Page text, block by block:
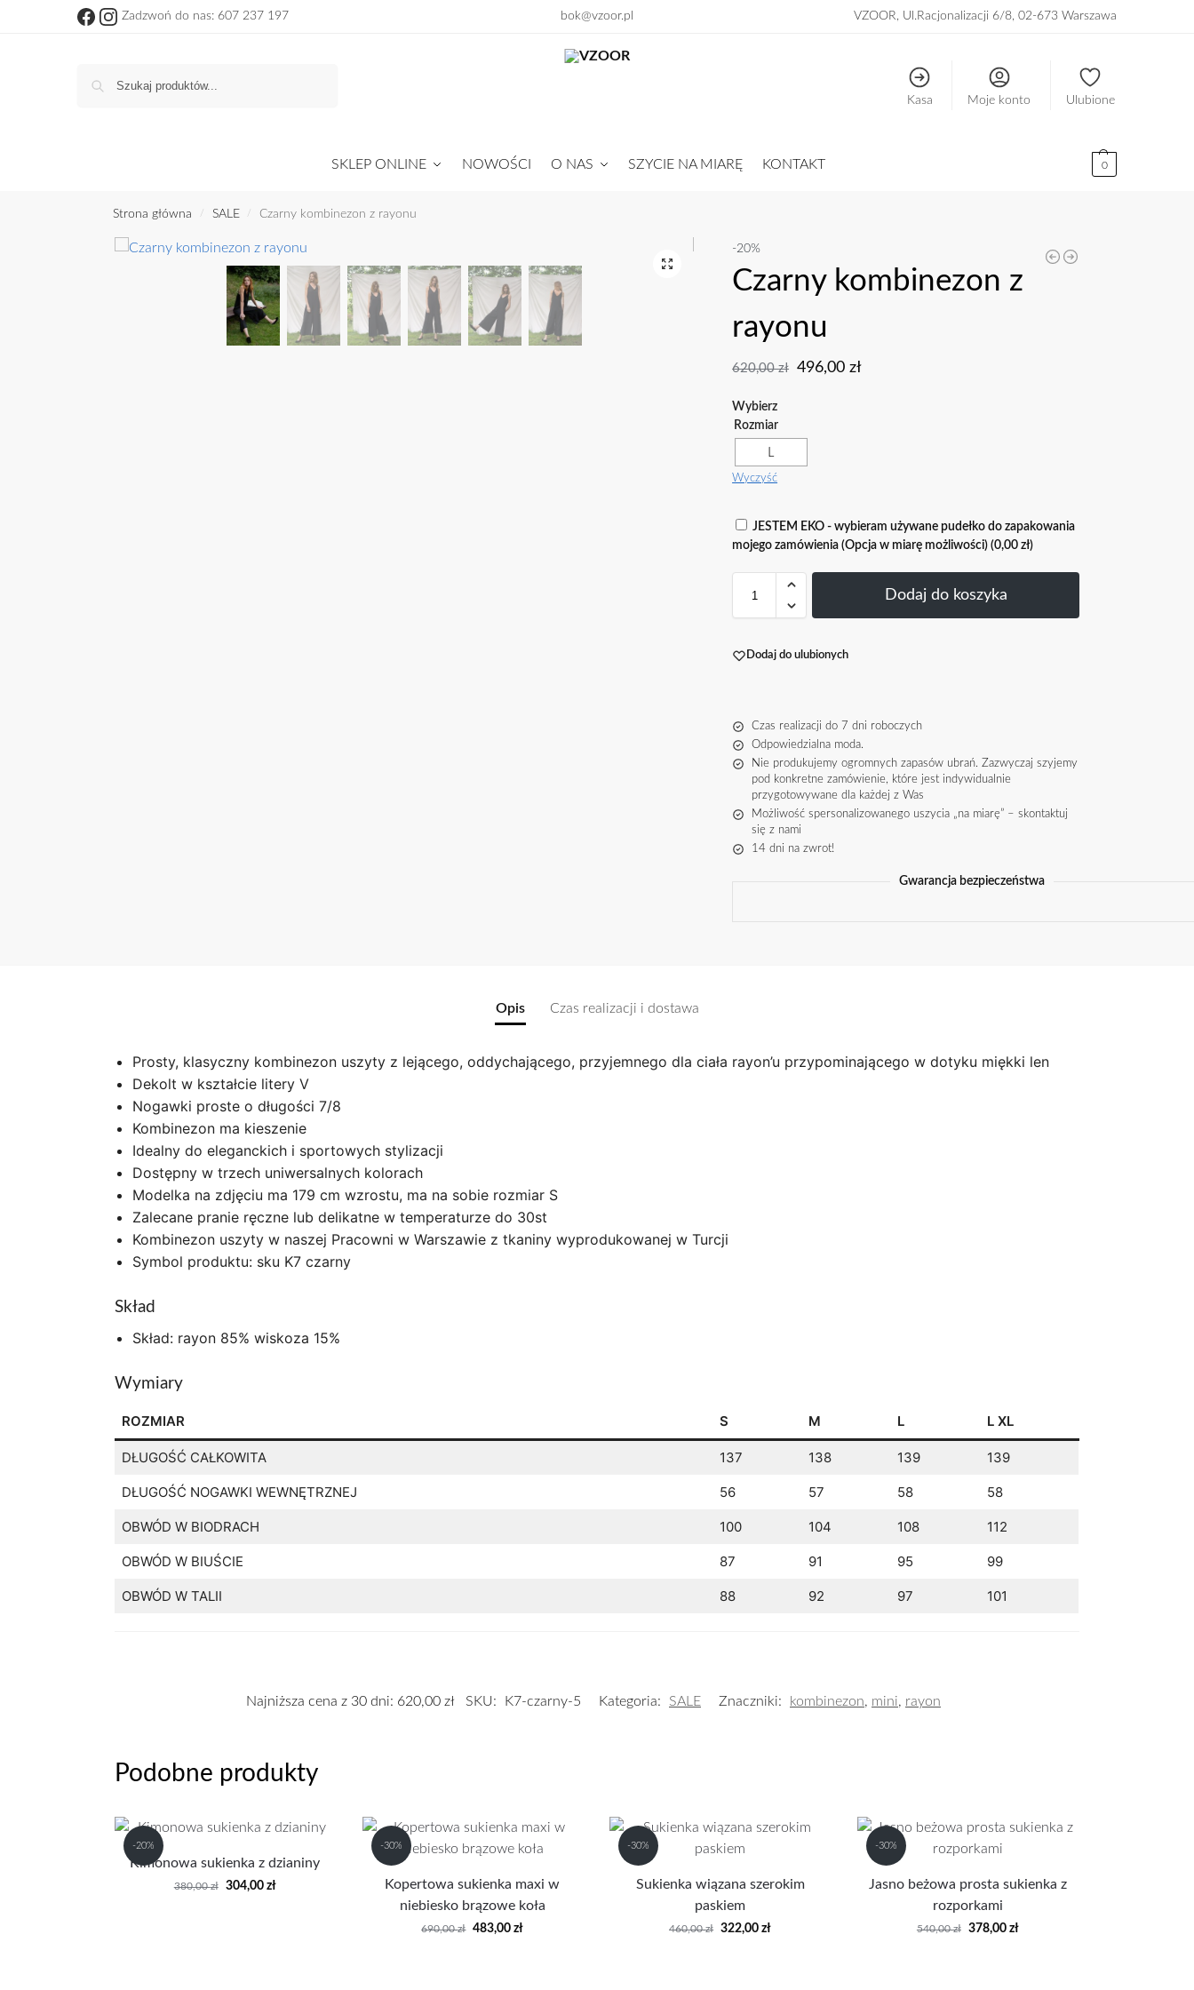
Zadzwoń do nas: 607 237 197 bok@vzoor.pl VZOOR, Ul.Racjonalizacji 6/8, 02-673 Warszawa
Kasa Moje konto Ulubione
SKLEP ONLINE NOWOŚCI O NAS SZYCIE NA MIARĘ KONTAKT 0
Strona główna / SALE / Czarny kombinezon z rayonu
-20%
Czarny kombinezon z
rayonu
620,00zł 496,00zł
Rozmiar
L
Wyczyść
JESTEM EKO - wybieram używane pudełko do zapakowania
mojego zamówienia (Opcja w miarę możliwości)(0,00 zł)
Dodaj do koszyka
Dodaj do ulubionych
Czas realizacji do 7 dni roboczych
Odpowiedzialna moda.
Nie produkujemy ogromnych zapasów ubrań. Zazwyczaj szyjemy
pod konkretne zamówienie, które jest indywidualnie
przygotowywane dla każdej z Was
Możliwość spersonalizowanego uszycia „na miarę” – skontaktuj
się z nami
14 dni na zwrot!
Gwarancja bezpieczeństwa
Opis Czas realizacji i dostawa
Prosty, klasyczny kombinezon uszyty z lejącego, oddychającego, przyjemnego dla ciała rayon’u przypominającego w dotyku miękki len
Dekolt w kształcie litery V
Nogawki proste o długości 7/8
Kombinezon ma kieszenie
Idealny do eleganckich i sportowych stylizacji
Dostępny w trzech uniwersalnych kolorach
Modelka na zdjęciu ma 179 cm wzrostu, ma na sobie rozmiar S
Zalecane pranie ręczne lub delikatne w temperaturze do 30st
Kombinezon uszyty w naszej Pracowni w Warszawie z tkaniny wyprodukowanej w Turcji
Symbol produktu: sku K7 czarny
Skład
Skład: rayon 85% wiskoza 15%
Wymiary
ROZMIAR S M L L XL
DŁUGOŚĆ CAŁKOWITA 137 138 139 139
DŁUGOŚĆ NOGAWKI WEWNĘTRZNEJ 56 57 58 58
OBWÓD W BIODRACH 100 104 108 112
OBWÓD W BIUŚCIE 87 91 95 99
OBWÓD W TALII 88 92 97 101
Najniższa cena z 30 dni: 620,00 zł SKU: K7-czarny-5 Kategoria: SALE Znaczniki: kombinezon, mini, rayon
Podobne produkty
-20%
Kimonowa sukienka z dzianiny
380,00zł 304,00 zł
-30%
Kopertowa sukienka maxi w
niebiesko brązowe koła
690,00zł 483,00zł
-30%
Sukienka wiązana szerokim
paskiem
460,00zł 322,00zł
-30%
Jasno beżowa prosta sukienka z
rozporkami
540,00zł 378,00 zł